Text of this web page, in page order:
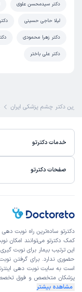
دکتر سیدمحسن علوی
لیلا حاجی حسینی
دکتر زهرا محمودی
دکتر علی باختر
دکتر چشم پزشکی ایران
خدمات دکترتو
صفحات دکترتو
دکترتو ساده‌ترین راه نوبت‌
کمک دکترتو می‌توانند امکان
این ترتیب بیمار برای نوبت
حضوری ندارد. برای گرفتن
است به سایت نوبت دهی
پزشکان متخصص و فوق
مشاهده بیشتر